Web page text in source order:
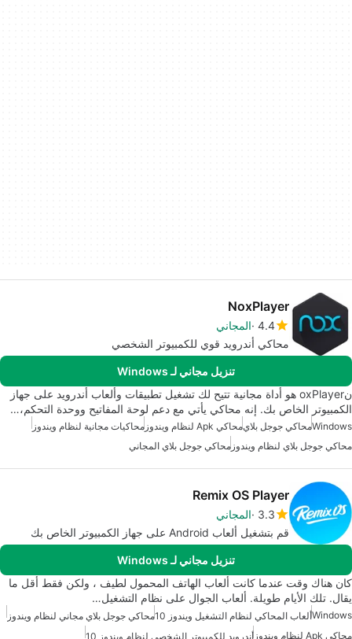
NoxPlayer
4.4 المجاني
محاكي أندرويد قوي للكمبيوتر الشخصي
تنزيل مجاني لـ Windows
نoxPlayer هو أداة مجانية تتيح لك تشغيل تطبيقات وألعاب أندرويد على جهاز
الكمبيوتر الخاص بك. إنه محاكي يأتي مع دعم لوحة المفاتيح ووحدة التحكم،…
Windowsمحاكي جوجل بلايمحاكي Apk لنظام ويندوز
محاكيات مجانية لنظام ويندوز
محاكي جوجل بلاي لنظام ويندوز محاكي جوجل بلاي المجاني
Remix OS Player
3.3 المجاني
قم بتشغيل ألعاب Android على جهاز الكمبيوتر الخاص بك
تنزيل مجاني لـ Windows
كان هناك وقت عندما كانت ألعاب الهاتف المحمول لطيف ، ولكن فقط أقل ما
يقال. تلك الأيام طويلة. ألعاب الجوال على نظام التشغيل…
Windowsألعاب المحاكي لنظام التشغيل ويندوز 10
محاكي جوجل بلاي مجاني لنظام ويندوز
محاكي Apk لنظام ويندوز
أندرويد للكمبيوتر الشخصي لنظام ويندوز 10